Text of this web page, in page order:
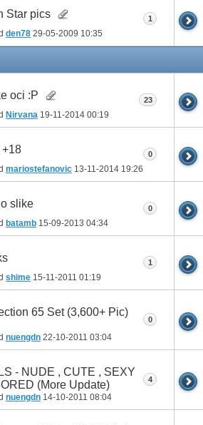
Star pics
den78 29-05-2009 10:35
1
oci :P
Nirvana 19-11-2014 00:19
23
+18
mariostefanovic 13-11-2014 19:26
0
slike
batamb 15-09-2013 04:34
0
shime 15-11-2011 01:19
1
65 Set (3,600+ Pic)
nuengdn 22-10-2011 03:04
0
- NUDE , CUTE , SEXY
(More Update)
nuengdn 14-10-2011 08:04
4